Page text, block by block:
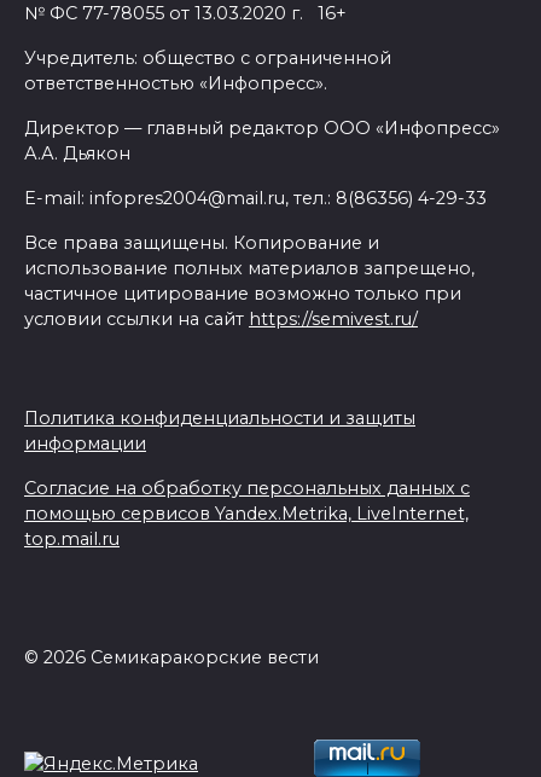
№ ФС 77-78055 от 13.03.2020 г. 16+
Учредитель: общество с ограниченной
ответственностью «Инфопресс».
Директор — главный редактор ООО «Инфопресс»
А.А. Дьякон
E-mail: infopres2004@mail.ru, тел.: 8(86356) 4-29-33
Все права защищены. Копирование и
использование полных материалов запрещено,
частичное цитирование возможно только при
условии ссылки на сайт https://semivest.ru/
Политика конфиденциальности и защиты
информации
Согласие на обработку персональных данных с
помощью сервисов Yandex.Metrika, LiveInternet,
top.mail.ru
© 2026 Семикаракорские вести